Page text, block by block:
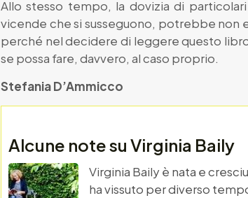
Allo stesso tempo, la dovizia di
vicende che si susseguono, potrebbe non
perché nel decidere di leggere questo
se possa fare, davvero, al caso proprio.
Stefania D’Ammicco
Alcune note su Virginia Baily
Virginia Baily è nata e
ha vissuto per diverso